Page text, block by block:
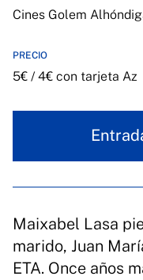
Cines Golem
PRECIO
5€ / 4€ con tarjeta Az
Maixabel Lasa
marido, Juan
ETA. Once años